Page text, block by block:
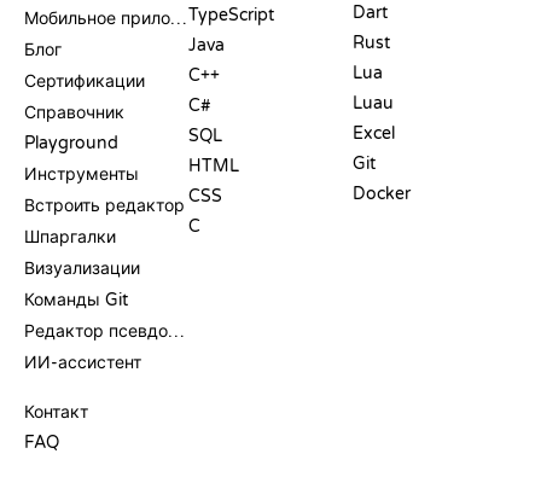
Мобильное приложение
Блог
Сертификации
Справочник
Playground
Инструменты
Встроить редактор
Шпаргалки
Визуализации
Команды Git
Редактор псевдокода
ИИ-ассистент
Контакт
FAQ
TypeScript
Java
C++
C#
SQL
HTML
CSS
C
Dart
Rust
Lua
Luau
Excel
Git
Docker